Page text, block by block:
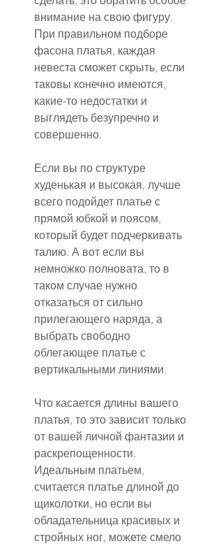
внимание на свою фигуру.
При правильном подборе
фасона платья, каждая
невеста сможет скрыть, если
таковы конечно имеются,
какие-то недостатки и
выглядеть безупречно и
совершенно.
Если вы по структуре
худенькая и высокая, лучше
всего подойдет платье с
прямой юбкой и поясом,
который будет подчеркивать
талию. А вот если вы
немножко полновата, то в
таком случае нужно
отказаться от сильно
прилегающего наряда, а
выбрать свободно
облегающее платье с
вертикальными линиями.
Что касается длины вашего
платья, то это зависит только
от вашей личной фантазии и
раскрепощенности.
Идеальным платьем,
считается платье длиной до
щиколотки, но если вы
обладательница красивых и
стройных ног, можете смело